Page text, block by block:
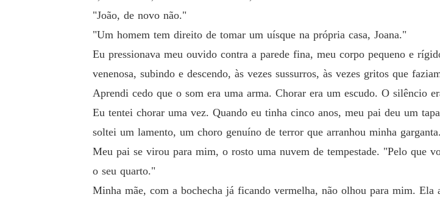
"João, de novo não."
"Um homem tem direito de tomar um uísque na própria casa, Joana."
Eu pressionava meu ouvido contra a parede fina, meu corpo pequeno e
venenosa, subindo e descendo, às vezes sussurros, às vezes gritos que
Aprendi cedo que o som era uma arma. Chorar era um escudo. O silêncio
Eu tentei chorar uma vez. Quando eu tinha cinco anos, meu pai deu um
soltei um lamento, um choro genuíno de terror que arranhou minha garganta.
Meu pai se virou para mim, o rosto uma nuvem de tempestade. "Pelo que
o seu quarto."
Minha mãe, com a bochecha já ficando vermelha, não olhou para mim. Ela